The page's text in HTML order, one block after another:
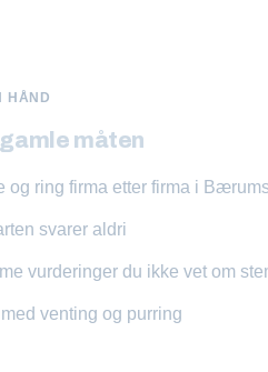
HÅND
måten
og ring firma etter firma i
svarer aldri
vurderinger du ikke vet om
venting og purring